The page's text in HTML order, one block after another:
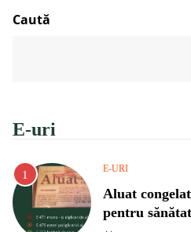
Caută
E-uri
E-URI
Aluat
pentru